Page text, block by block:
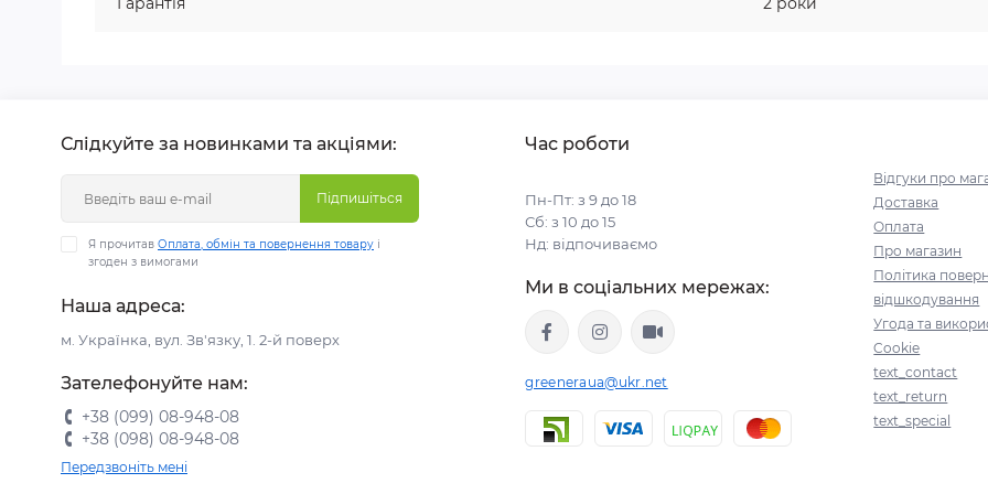
Слідкуйте за новинками та акціями:
Підпишіться
Я прочитав Оплата, обмін та повернення товару і
згоден з вимогами
Наша адреса:
м. Українка, вул. Зв'язку, 1. 2-й поверх
Зателефонуйте нам:
+38 (099) 08-948-08
+38 (098) 08-948-08
Передзвоніть мені
Час роботи
Пн-Пт: з 9 до 18
Сб: з 10 до 15
Нд: відпочиваємо
Ми в соціальних мережах:
greeneraua@ukr.net
Відгуки про
Доставка
Оплата
Про магазин
Політика
відшкодування
Угода та
Cookie
text_contact
text_return
text_special